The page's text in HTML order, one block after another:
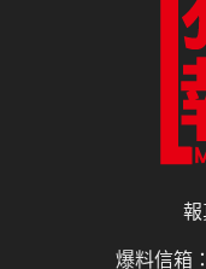
爆料信箱